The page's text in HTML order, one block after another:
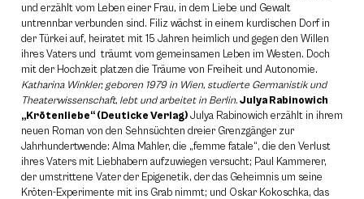
und erzählt vom Leben einer Frau, in dem Liebe und Gewalt
untrennbar verbunden sind. Filiz wächst in einem kurdischen Dorf in
der Türkei auf, heiratet mit 15 Jahren heimlich und gegen den Willen
ihres Vaters und träumt vom gemeinsamen Leben im Westen. Doch
mit der Hochzeit platzen die Träume von Freiheit und Autonomie.
Katharina Winkler, geboren 1979 in Wien, studierte Germanistik und
Theaterwissenschaft, lebt und arbeitet in Berlin. Julya Rabinowich
„Krötenliebe“ (Deuticke Verlag) Julya Rabinowich erzählt in ihrem
neuen Roman von den Sehnsüchten dreier Grenzgänger zur
Jahrhundertwende: Alma Mahler, die „femme fatale“, die den Verlust
ihres Vaters mit Liebhabern aufzuwiegen versucht; Paul Kammerer,
der umstrittene Vater der Epigenetik, der das Geheimnis um seine
Kröten-Experimente mit ins Grab nimmt; und Oskar Kokoschka, das